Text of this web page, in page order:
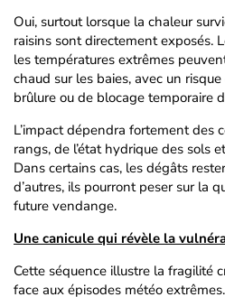
Oui, surtout lorsque la chaleur
raisins sont directement exposés.
les températures extrêmes
chaud sur les baies, avec un
brûlure ou de blocage temporaire
L’impact dépendra fortement des
rangs, de l’état hydrique des sols
Dans certains cas, les dégâts
d’autres, ils pourront peser sur la
future vendange.
Une canicule qui révèle la
Cette séquence illustre la fragilité
face aux épisodes météo